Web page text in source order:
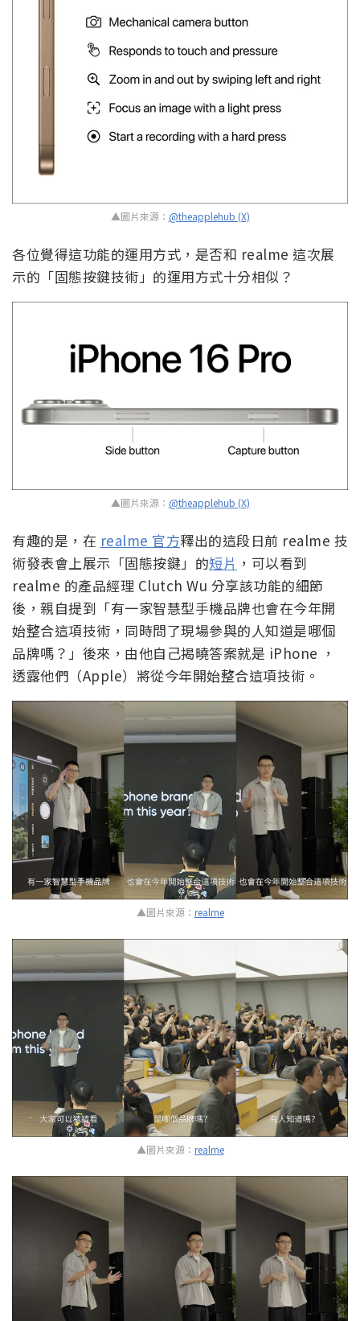
▲圖片來源： @theapplehub (X)
各位覺得這功能的運用方式，是否和 realme 這次展
示的「固態按鍵技術」的運用方式十分相似？
▲圖片來源： @theapplehub (X)
有趣的是，在 realme 官方釋出的這段日前 realme 技
術發表會上展示「固態按鍵」的短片 ，可以看到
realme 的產品經理 Clutch Wu 分享該功能的細節
後，親自提到「有一家智慧型手機品牌也會在今年開
始整合這項技術，同時問了現場參與的人知道是哪個
品牌嗎？」後來，由他自己揭曉答案就是 iPhone ，
透露他們（Apple）將從今年開始整合這項技術。
▲圖片來源： realme
▲圖片來源： realme